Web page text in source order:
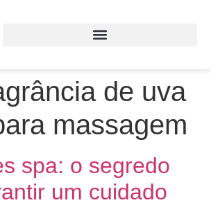
de uva
massagem
spa: o segredo
um cuidado